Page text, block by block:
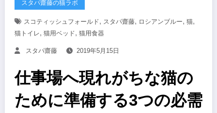
スタパ齋藤の猫ラボ
スコティッシュフォールド, スタパ齋藤, ロシアンブルー, 猫,
猫トイレ, 猫用ベッド, 猫用食器
スタパ齋藤 2019年5月15日
仕事場へ現れがちな猫の
ために準備する3つの必需